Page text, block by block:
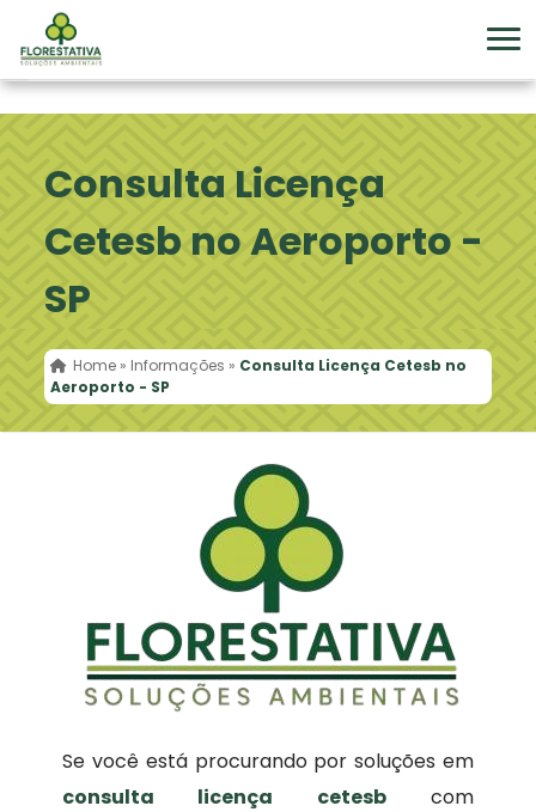
Consulta Licença
Cetesb no Aeroporto -
SP
Home » Informações » Consulta Licença Cetesb no
Aeroporto - SP
Se você está procurando por soluções em
consulta licença cetesbcom